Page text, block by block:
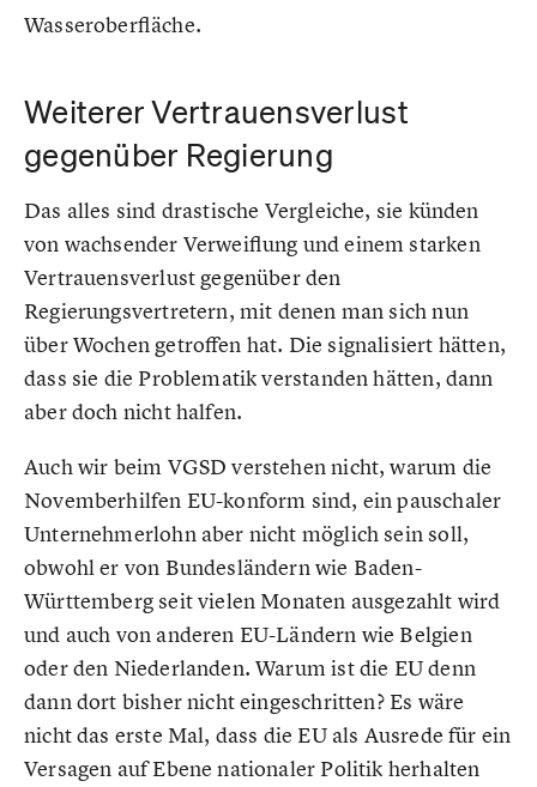
Wasseroberfläche.
Weiterer Vertrauensverlust
gegenüber Regierung
Das alles sind drastische Vergleiche, sie künden
von wachsender Verweiflung und einem starken
Vertrauensverlust gegenüber den
Regierungsvertretern, mit denen man sich nun
über Wochen getroffen hat. Die signalisiert hätten,
dass sie die Problematik verstanden hätten, dann
aber doch nicht halfen.
Auch wir beim VGSD verstehen nicht, warum die
Novemberhilfen EU-konform sind, ein pauschaler
Unternehmerlohn aber nicht möglich sein soll,
obwohl er von Bundesländern wie Baden-
Württemberg seit vielen Monaten ausgezahlt wird
und auch von anderen EU-Ländern wie Belgien
oder den Niederlanden. Warum ist die EU denn
dann dort bisher nicht eingeschritten? Es wäre
nicht das erste Mal, dass die EU als Ausrede für ein
Versagen auf Ebene nationaler Politik herhalten